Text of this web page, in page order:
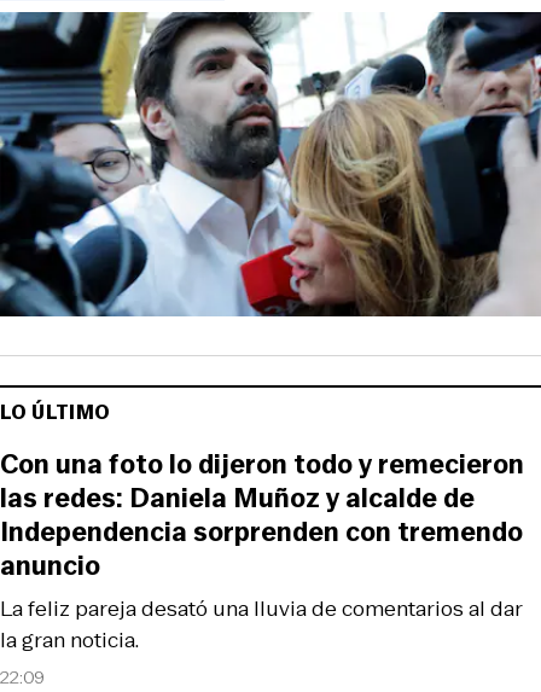
LO ÚLTIMO
22:09
La feliz pareja desató una lluvia de comentarios al dar
la gran noticia.
Con una foto lo dijeron todo y remecieron
las redes: Daniela Muñoz y alcalde de
Independencia sorprenden con tremendo
anuncio